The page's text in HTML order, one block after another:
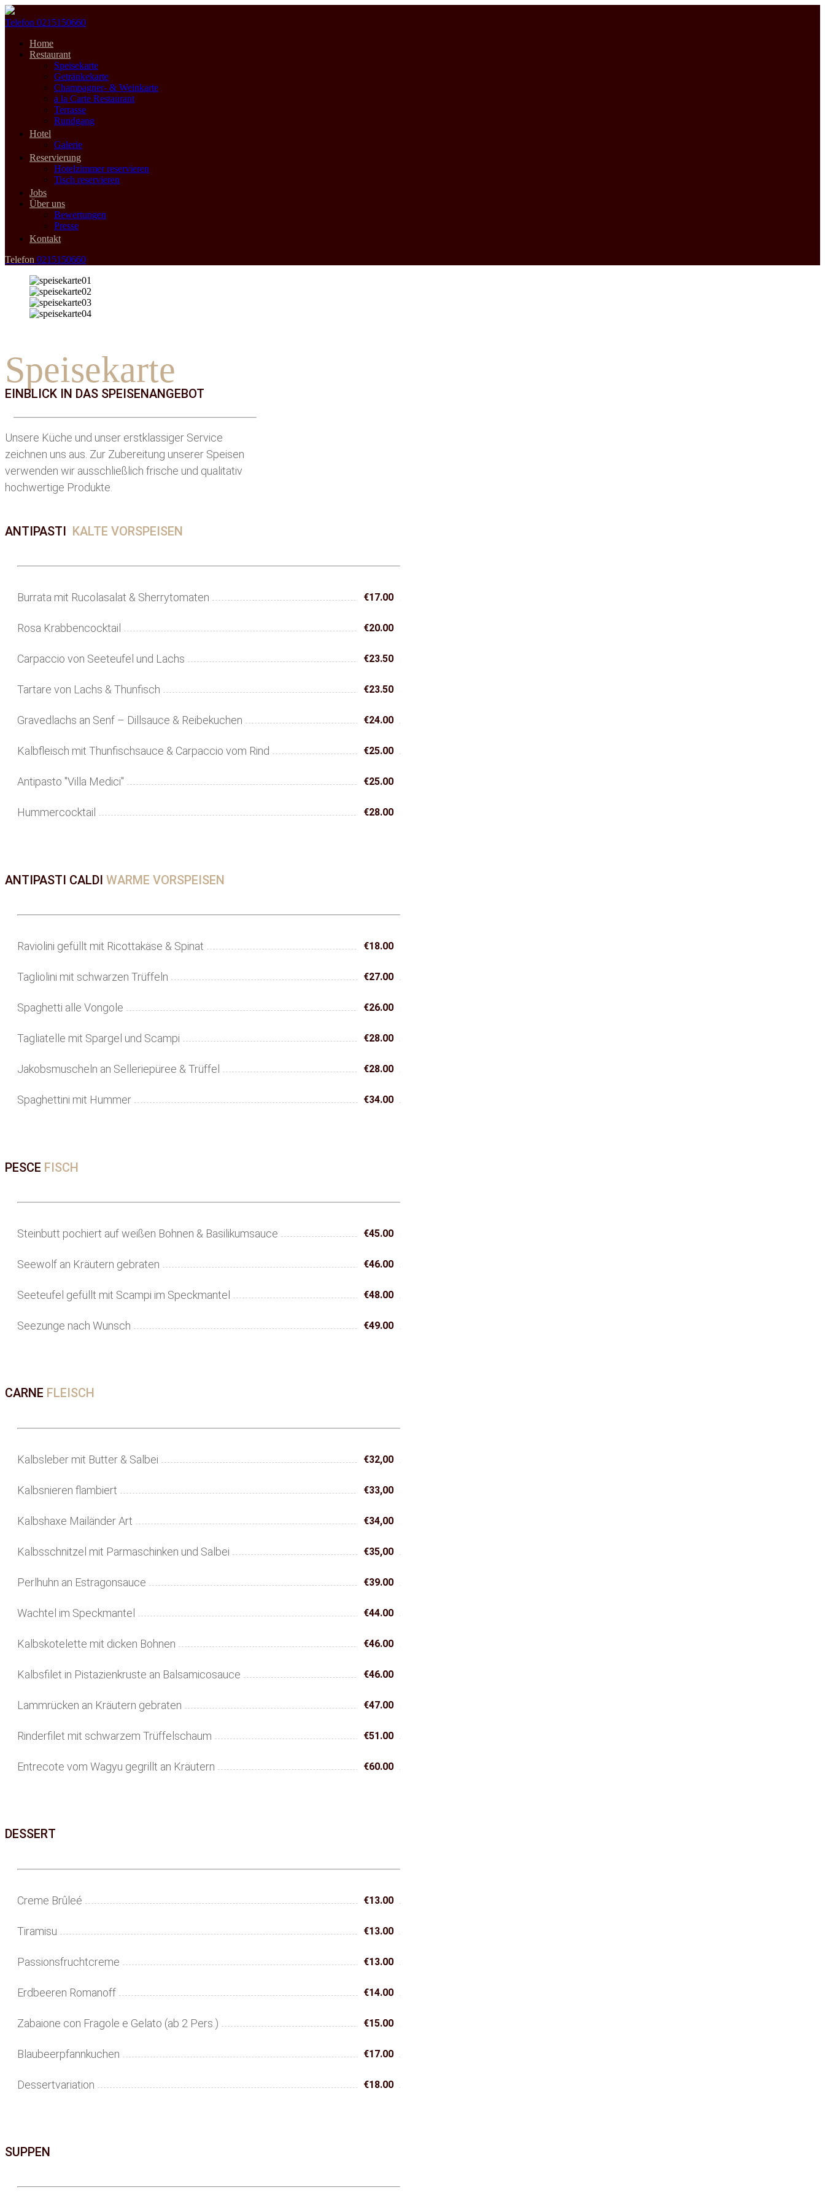
Telefon 0215150660
Home
Restaurant
Speisekarte
Getränkekarte
Champagner- & Weinkarte
a la Carte Restaurant
Terrasse
Rundgang
Hotel
Galerie
Reservierung
Hotelzimmer reservieren
Tisch reservieren
Jobs
Über uns
Bewertungen
Presse
Kontakt
Telefon 0215150660
Speisekarte
EINBLICK IN DAS SPEISENANGEBOT
Unsere Küche und unser erstklassiger Service
zeichnen uns aus. Zur Zubereitung unserer Speisen
verwenden wir ausschließlich frische und qualitativ
hochwertige Produkte.
ANTIPASTI KALTE VORSPEISEN
Burrata mit Rucolasalat & Sherrytomaten €17.00
Rosa Krabbencocktail €20.00
Carpaccio von Seeteufel und Lachs €23.50
Tartare von Lachs & Thunfisch €23.50
Gravedlachs an Senf – Dillsauce & Reibekuchen €24.00
Kalbfleisch mit Thunfischsauce & Carpaccio vom Rind €25.00
Antipasto "Villa Medici" €25.00
Hummercocktail €28.00
ANTIPASTI CALDI WARME VORSPEISEN
Raviolini gefüllt mit Ricottakäse & Spinat €18.00
Tagliolini mit schwarzen Trüffeln €27.00
Spaghetti alle Vongole €26.00
Tagliatelle mit Spargel und Scampi €28.00
Jakobsmuscheln an Selleriepüree & Trüffel €28.00
Spaghettini mit Hummer €34.00
PESCE FISCH
Steinbutt pochiert auf weißen Bohnen & Basilikumsauce €45.00
Seewolf an Kräutern gebraten €46.00
Seeteufel gefüllt mit Scampi im Speckmantel €48.00
Seezunge nach Wunsch €49.00
CARNE FLEISCH
Kalbsleber mit Butter & Salbei €32,00
Kalbsnieren flambiert €33,00
Kalbshaxe Mailänder Art €34,00
Kalbsschnitzel mit Parmaschinken und Salbei €35,00
Perlhuhn an Estragonsauce €39.00
Wachtel im Speckmantel €44.00
Kalbskotelette mit dicken Bohnen €46.00
Kalbsfilet in Pistazienkruste an Balsamicosauce €46.00
Lammrücken an Kräutern gebraten €47.00
Rinderfilet mit schwarzem Trüffelschaum €51.00
Entrecote vom Wagyu gegrillt an Kräutern €60.00
DESSERT
Creme Brûleé €13.00
Tiramisu €13.00
Passionsfruchtcreme €13.00
Erdbeeren Romanoff €14.00
Zabaione con Fragole e Gelato (ab 2 Pers.) €15.00
Blaubeerpfannkuchen €17.00
Dessertvariation €18.00
SUPPEN